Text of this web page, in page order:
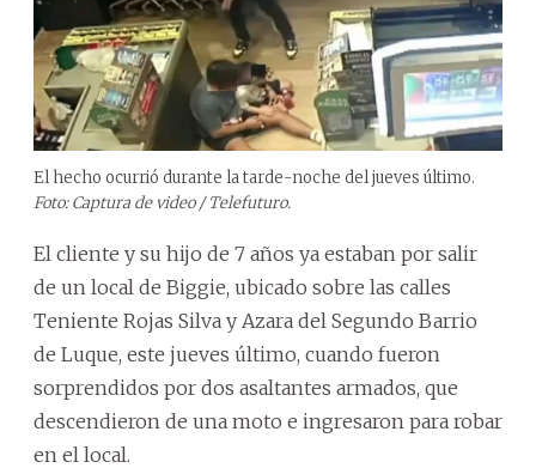
El hecho ocurrió durante la tarde-noche del jueves último.
Foto: Captura de video / Telefuturo.
El cliente y su hijo de 7 años ya estaban por salir
de un local de Biggie, ubicado sobre las calles
Teniente Rojas Silva y Azara del Segundo Barrio
de Luque, este jueves último, cuando fueron
sorprendidos por dos asaltantes armados, que
descendieron de una moto e ingresaron para robar
en el local.